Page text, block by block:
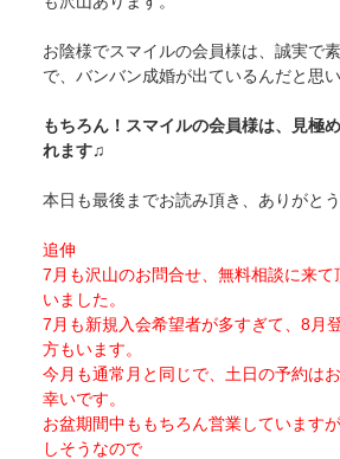
お陰様でスマイルの会員様は、誠実で
で、バンバン成婚が出ているんだと思い
もちろん！スマイルの会員様は、見極
れます♫
本日も最後までお読み頂き、ありがとう
追伸
7月も沢山のお問合せ、無料相談に来
いました。
7月も新規入会希望者が多すぎて、8月
方もいます。
今月も通常月と同じで、土日の予約は
幸いです。
お盆期間中ももちろん営業しています
しそうなので